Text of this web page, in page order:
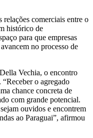
comerciais entre o
histórico de
para que empresas
no processo de
Vechia, o encontro
o agregado
chance concreta de
com grande potencial.
ouvidos e encontrem
ao Paraguai”, afirmou